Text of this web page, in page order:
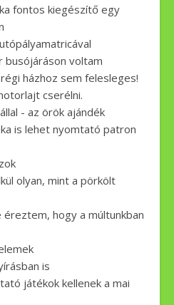
fontos kiegészítő egy
busójáráson voltam
házhoz sem felesleges!
cserélni.
- az örök ajándék
is lehet nyomtató patron
olyan, mint a pörkölt
hogy a múltunkban
is
játékok kellenek a mai